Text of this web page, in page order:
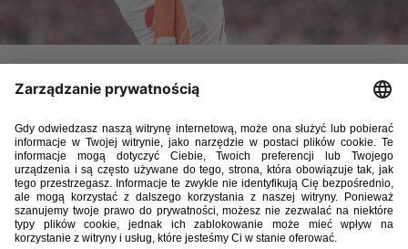
świetna atmosfera, tak ją zapamiętałem także z ostatniego
meczu, w którym strzeliłem gola. Lubię tu grać. Moja bramka
dziś to tylko dodatek do świetnej gry całej drużyny. Dobrze
broniliśmy, pokazaliśmy wielką determinację, to pozwoliło
nam zremisować. Wspaniale móc grać dla swojego kraju –
powiedział zdobywca bramki dla Polski na 1:1
w wyjazdowym meczu z Holandią w kwalifikacjach do